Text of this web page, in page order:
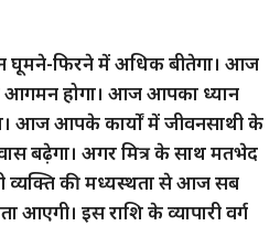
घूमने-फिरने में अधिक बीतेगा। आज
आगमन होगा। आज आपका ध्यान
आज आपके कार्यों में जीवनसाथी के
बढ़ेगा। अगर मित्र के साथ मतभेद
व्यक्ति की मध्यस्थता से आज सब
आएगी। इस राशि के व्यापारी वर्ग